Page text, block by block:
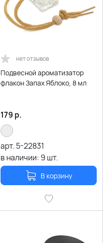
нет отзывов
Подвесной ароматизатор
флакон Запах Яблоко, 8 мл
179 р.
арт. 5-22831
в наличии: 9 шт.
В корзину